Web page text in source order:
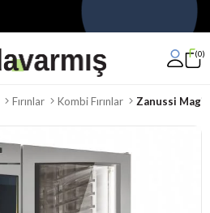
0
Fırınlar Kombi Fırınlar